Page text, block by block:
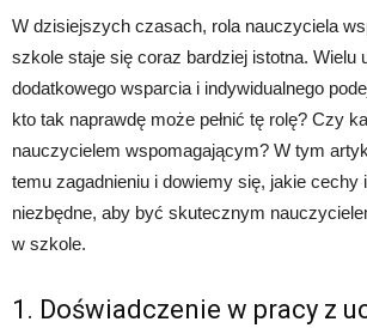
W dzisiejszych czasach, rola nauczyciela
szkole staje się coraz bardziej istotna. Wielu
dodatkowego wsparcia i indywidualnego
kto tak naprawdę może pełnić tę rolę? Czy
nauczycielem wspomagającym? W tym
temu zagadnieniu i dowiemy się, jakie cechy
niezbędne, aby być skutecznym
w szkole.
1. Doświadczenie w pracy z